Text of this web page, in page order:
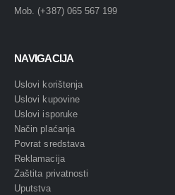
Mob. (+387) 065 567 199
NAVIGACIJA
Uslovi korištenja
Uslovi kupovine
Uslovi isporuke
Način plaćanja
Povrat sredstava
Reklamacija
Zaštita privatnosti
Uputstva